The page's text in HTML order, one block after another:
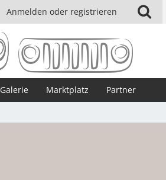
Anmelden oder registrieren
Galerie Marktplatz Partner